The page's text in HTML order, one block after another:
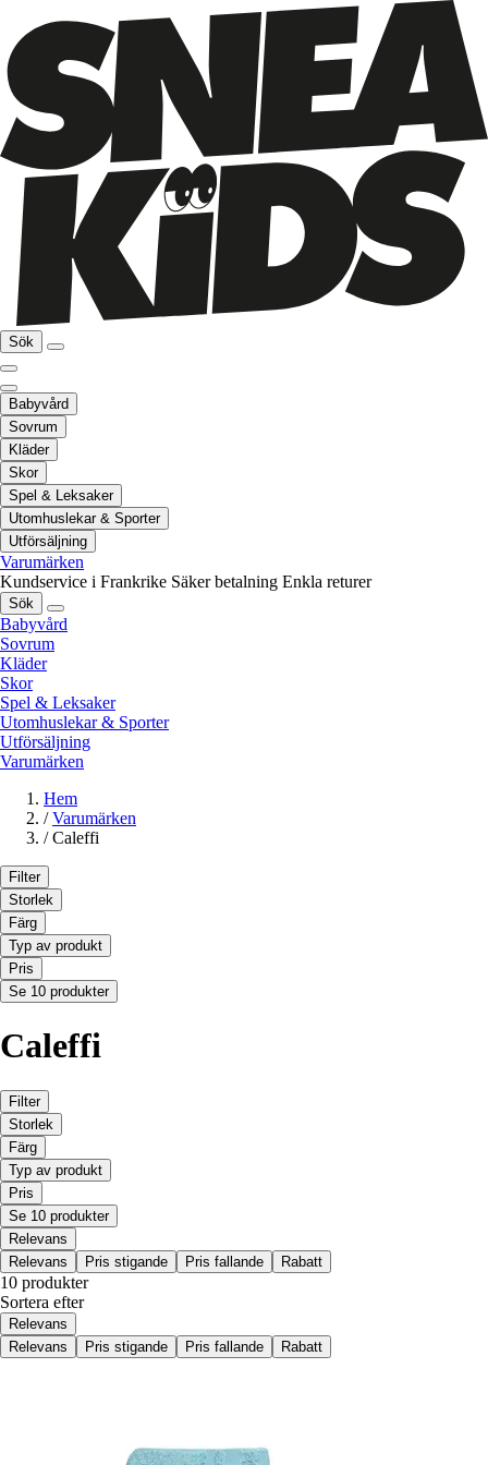
Sök
Babyvård
Sovrum
Kläder
Skor
Spel & Leksaker
Utomhuslekar & Sporter
Utförsäljning
Varumärken
Kundservice i Frankrike Säker betalning Enkla returer
Sök
Babyvård
Sovrum
Kläder
Skor
Spel & Leksaker
Utomhuslekar & Sporter
Utförsäljning
Varumärken
Hem
/ Varumärken
/ Caleffi
Filter
Storlek
Färg
Typ av produkt
Pris
Se 10 produkter
Caleffi
Filter
Storlek
Färg
Typ av produkt
Pris
Se 10 produkter
Relevans
Relevans
Pris stigande Pris fallande Rabatt
10 produkter
Sortera efter
Relevans
Relevans
Pris stigande Pris fallande Rabatt